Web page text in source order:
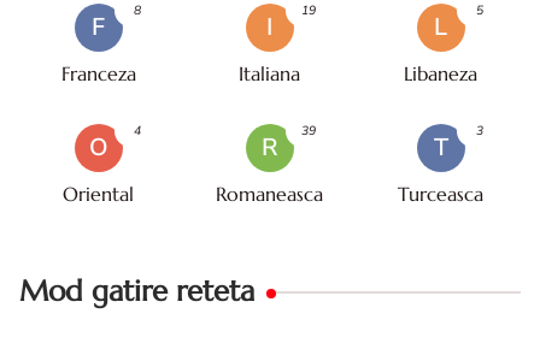
F
Franceza
8
I
Italiana
19
L
Libaneza
5
O
Oriental
4
R
Romaneasca
39
T
Turceasca
3
Mod gatire reteta